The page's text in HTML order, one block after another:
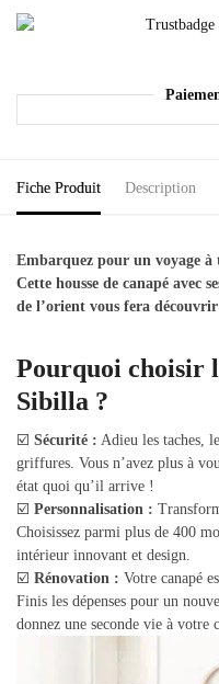
Fiche Produit Description
Embarquez pour un voyage
Cette housse de canapé avec
de l’orient vous fera
Pourquoi choisir
Sibilla ?
☑️ Sécurité : Adieu les taches,
griffures. Vous n’avez plus à
état quoi qu’il arrive !
☑️ Personnalisation :
Choisissez parmi plus de 400
intérieur innovant et design.
☑️ Rénovation : Votre canapé
Finis les dépenses pour un
donnez une seconde vie à votre